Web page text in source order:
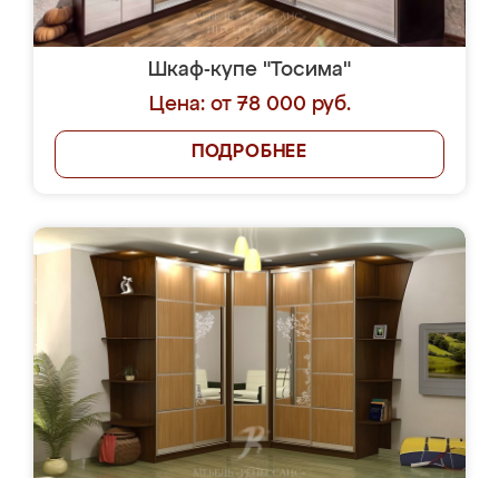
Шкаф-купе "Тосима"
Цена: от 78 000 руб.
ПОДРОБНЕЕ